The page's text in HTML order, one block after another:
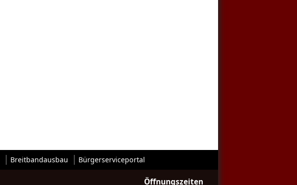
Breitbandausbau Bürgerserviceportal
Öffnungszeiten